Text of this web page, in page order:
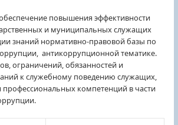
повышения эффективности
и муниципальных служащих
знаний нормативно-правовой базы по
антикоррупционной тематике.
ограничений, обязанностей и
к служебному поведению служащих,
профессиональных компетенций в части